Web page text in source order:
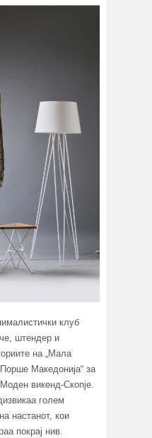
клуб
штендер и
на „Мала
Македонија“ за
викенд-Скопје.
голем
настанот, кои
покрај нив.